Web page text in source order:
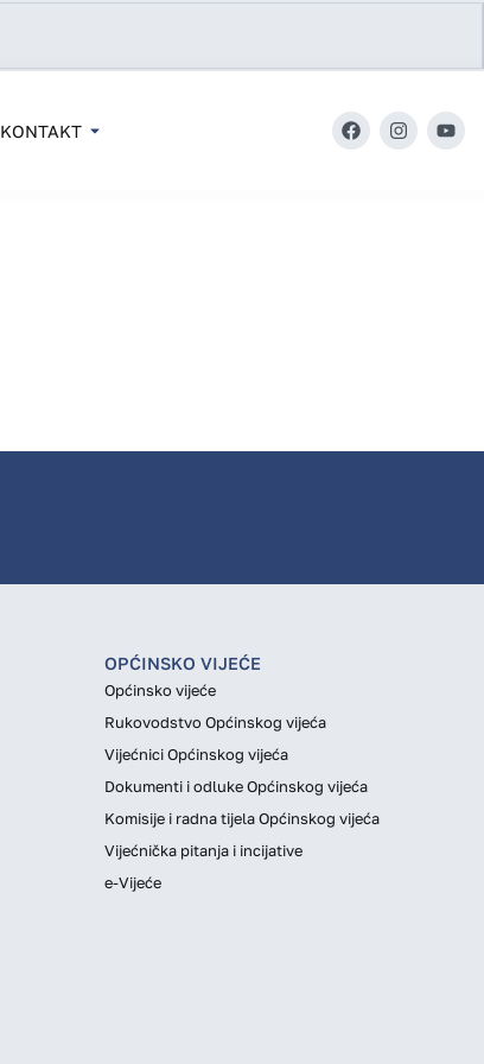
KONTAKT
OPĆINSKO VIJEĆE
Općinsko vijeće
Rukovodstvo Općinskog vijeća
Vijećnici Općinskog vijeća
Dokumenti i odluke Općinskog vijeća
Komisije i radna tijela Općinskog vijeća
Vijećnička pitanja i incijative
e-Vijeće